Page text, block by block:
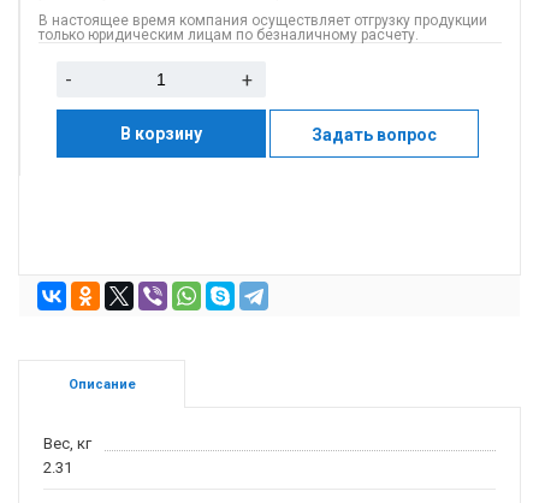
В настоящее время компания осуществляет отгрузку продукции
только юридическим лицам по безналичному расчету.
- +
В корзину Задать вопрос
Описание
Вес, кг
2.31